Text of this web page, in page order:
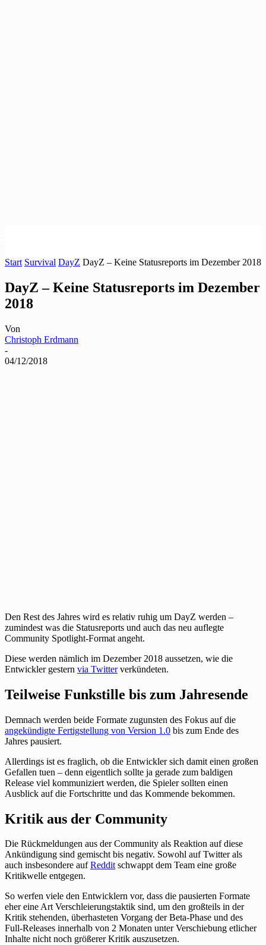
Start Survival DayZ DayZ – Keine Statusreports im Dezember 2018
DayZ – Keine Statusreports im Dezember
2018
Von
Christoph Erdmann
-
04/12/2018
Den Rest des Jahres wird es relativ ruhig um DayZ werden –
zumindest was die Statusreports und auch das neu auflegte
Community Spotlight-Format angeht.
Diese werden nämlich im Dezember 2018 aussetzen, wie die
Entwickler gestern via Twitterverkündeten.
Teilweise Funkstille bis zum Jahresende
Demnach werden beide Formate zugunsten des Fokus auf die
angekündigte Fertigstellung von Version 1.0 bis zum Ende des
Jahres pausiert.
Allerdings ist es fraglich, ob die Entwickler sich damit einen großen
Gefallen tuen – denn eigentlich sollte ja gerade zum baldigen
Release viel kommuniziert werden, die Spieler sollten einen
Ausblick auf die Fortschritte und das Kommende bekommen.
Kritik aus der Community
Die Rückmeldungen aus der Community als Reaktion auf diese
Ankündigung sind gemischt bis negativ. Sowohl auf Twitter als
auch insbesondere aufRedditschwappt dem Team eine große
Kritikwelle entgegen.
So werfen viele den Entwicklern vor, dass die pausierten Formate
eher eine Art Verschleierungstaktik sind, um den großteils in der
Kritik stehenden, überhasteten Vorgang der Beta-Phase und des
Full-Releases innerhalb von 2 Monaten unter Verschiebung etlicher
Inhalte nicht noch größerer Kritik auszusetzen.